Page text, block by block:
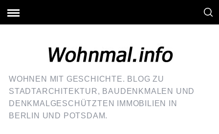
WOHNEN MIT GESCHICHTE. BLOG ZU
STADTARCHITEKTUR, BAUDENKMALEN UND
DENKMALGESCHÜTZTEN IMMOBILIEN IN
BERLIN UND POTSDAM.